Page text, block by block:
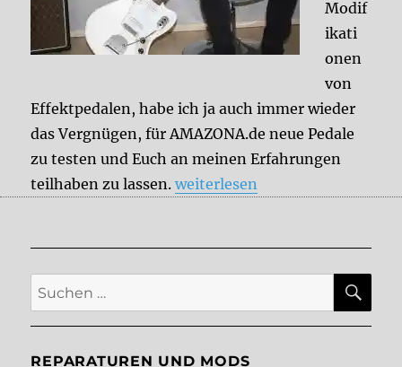
Modif
ikati
onen
von
Effektpedalen, habe ich ja auch immer wieder
das Vergnügen, für AMAZONA.de neue Pedale
zu testen und Euch an meinen Erfahrungen
teilhaben zu lassen.„Aktuelle DelayDude-Tests
weiterlesen
Suche
nach:
REPARATUREN UND MODS